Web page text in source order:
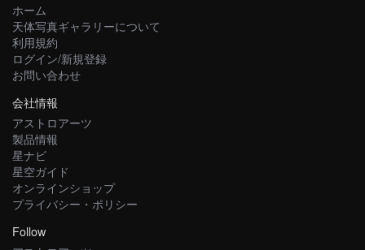
ホーム
天体写真ギャラリーについて
利用規約
ログイン/新規登録
お問い合わせ
会社情報
アストロアーツ
製品情報
星ナビ
星空ガイド
オンラインショップ
プライバシー・ポリシー
Follow